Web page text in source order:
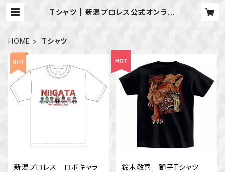
Tシャツ | 新潟プロレス公式オンライ
HOME Tシャツ
新潟プロレス ロボキャラ
鈴木敬喜 獅子Tシャツ